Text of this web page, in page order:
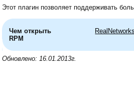
Этот плагин позволяет поддерживать
Чем открыть
RPM
Обновлено: 16.01.2013г.